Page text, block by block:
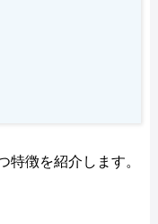
特徴を紹介します。